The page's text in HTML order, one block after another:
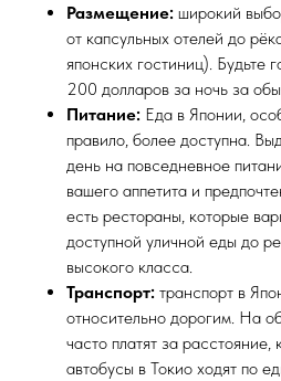
Размещение: широкий
от капсульных отелей до
японских гостиниц). Будьте
200 долларов за ночь за
Питание: Еда в Японии,
правило, более доступна.
день на повседневное
вашего аппетита и
есть рестораны, которые
доступной уличной еды до
высокого класса.
Транспорт: транспорт в
относительно дорогим. На
часто платят за расстояние,
автобусы в Токио ходят по